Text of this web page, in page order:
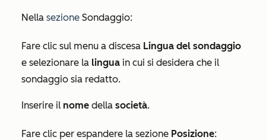
Nella sezione Sondaggio:
Fare clic sul menu a discesa Lingua del sondaggio
e selezionare la lingua in cui si desidera che il
sondaggio sia redatto.
Inserire il nome della società.
Fare clic per espandere la sezione Posizione: